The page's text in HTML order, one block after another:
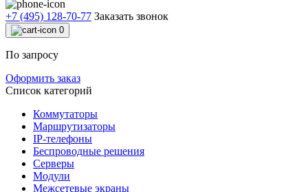
+7 (495) 128-70-77 Заказать звонок
0
По запросу
Оформить заказ
Список категорий
Коммутаторы
Маршрутизаторы
IP-телефоны
Беспроводные решения
Серверы
Модули
Межсетевые экраны